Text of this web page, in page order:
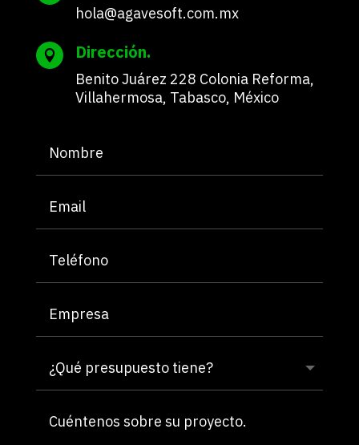
hola@agavesoft.com.mx
 Dirección.
Benito Juárez 228 Colonia Reforma,
Villahermosa, Tabasco, México